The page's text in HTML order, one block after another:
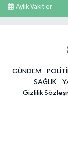
Aylık Vakitler
GÜNDEM
SAĞLIK
Gizlilik